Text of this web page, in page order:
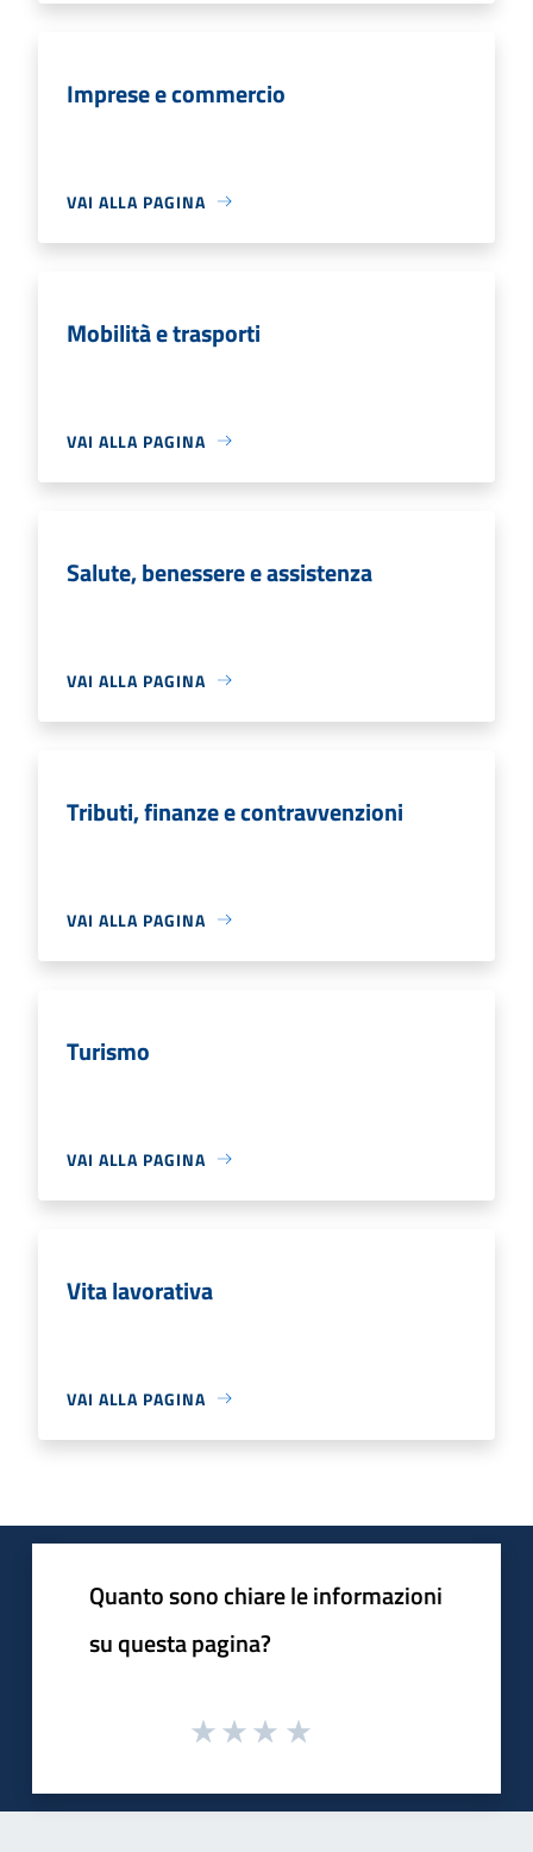
Imprese e commercio
VAI ALLA PAGINA
Mobilità e trasporti
VAI ALLA PAGINA
Salute, benessere e assistenza
VAI ALLA PAGINA
Tributi, finanze e contravvenzioni
VAI ALLA PAGINA
Turismo
VAI ALLA PAGINA
Vita lavorativa
VAI ALLA PAGINA
Quanto sono chiare le informazioni
su questa pagina?